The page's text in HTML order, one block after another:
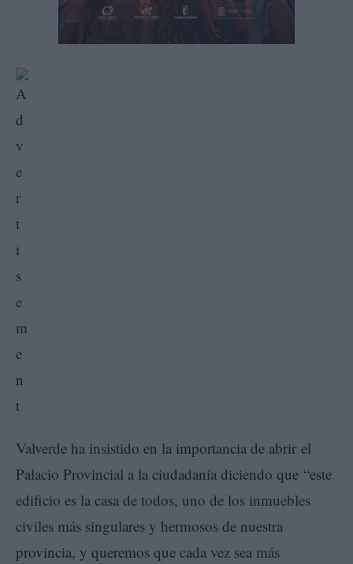
Valverde ha insistido en la importancia de abrir el
Palacio Provincial a la ciudadanía diciendo que “este
edificio es la casa de todos, uno de los inmuebles
civiles más singulares y hermosos de nuestra
provincia, y queremos que cada vez sea más